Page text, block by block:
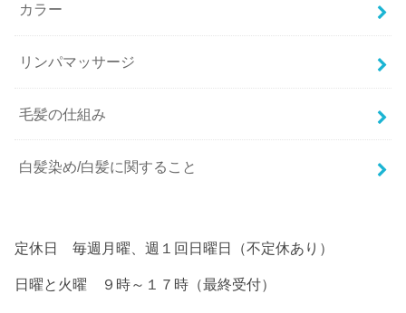
カラー
リンパマッサージ
毛髪の仕組み
白髪染め/白髪に関すること
定休日 毎週月曜、週１回日曜日（不定休あり）
日曜と火曜 ９時～１７時（最終受付）